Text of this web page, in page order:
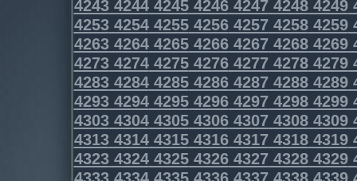
4243424442454246424742484249
4253425442554256425742584259
4263426442654266426742684269
4273427442754276427742784279
4283428442854286428742884289
4293429442954296429742984299
4303430443054306430743084309
4313431443154316431743184319
4323432443254326432743284329